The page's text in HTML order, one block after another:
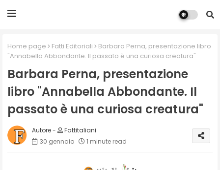
Home page Fatti Editoriali
Barbara Perna, presentazione libro
"Annabella Abbondante. Il passato è una curiosa creatura"
Barbara Perna, presentazione
libro "Annabella Abbondante. Il
passato è una curiosa creatura"
Fattitaliani
30 gennaio
1 minute read